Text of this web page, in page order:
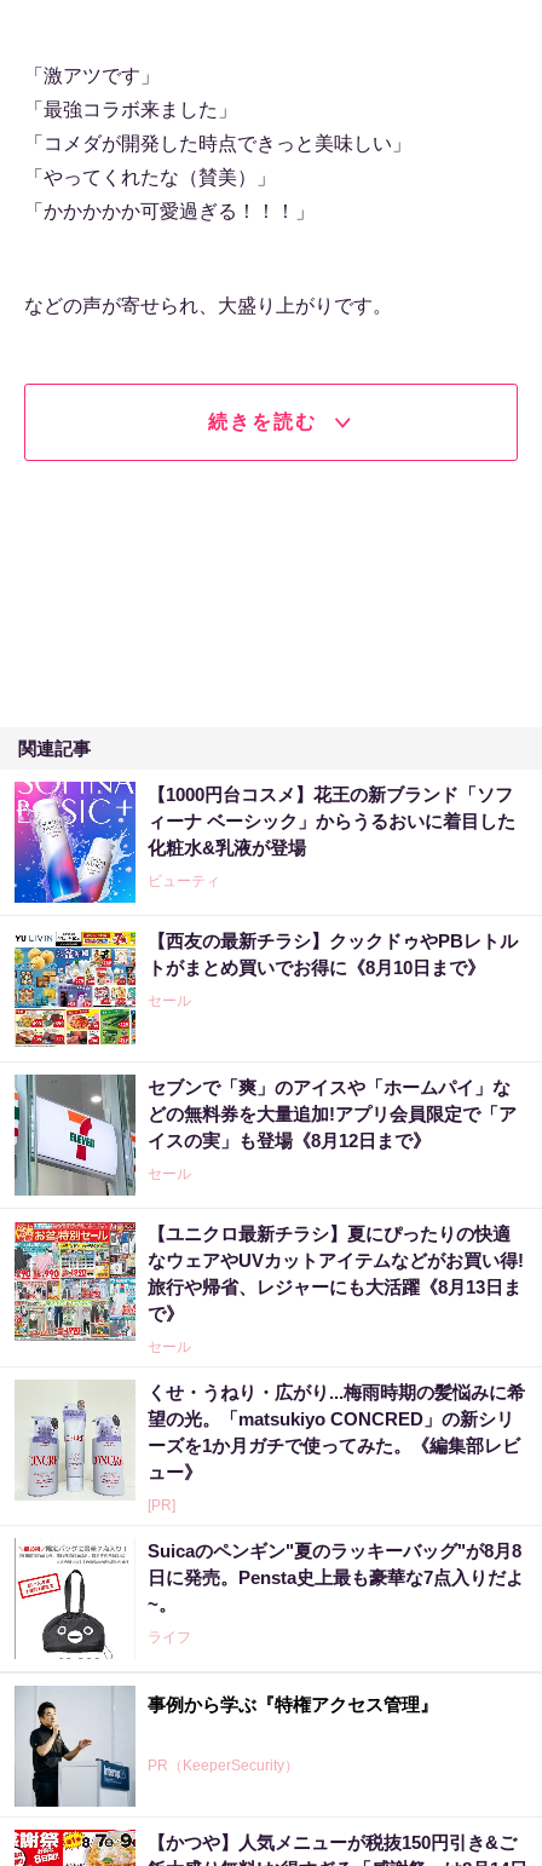
「激アツです」
「最強コラボ来ました」
「コメダが開発した時点できっと美味しい」
「やってくれたな（賛美）」
「かかかかか可愛過ぎる！！！」
などの声が寄せられ、大盛り上がりです。
続きを読む
関連記事
【1000円台コスメ】花王の新ブランド「ソフ
ィーナ ベーシック」からうるおいに着目した
化粧水&乳液が登場
ビューティ
【西友の最新チラシ】クックドゥやPBレトル
トがまとめ買いでお得に《8月10日まで》
セール
セブンで「爽」のアイスや「ホームパイ」な
どの無料券を大量追加!アプリ会員限定で「ア
イスの実」も登場《8月12日まで》
セール
【ユニクロ最新チラシ】夏にぴったりの快適
なウェアやUVカットアイテムなどがお買い得!
旅行や帰省、レジャーにも大活躍《8月13日ま
で》
セール
くせ・うねり・広がり...梅雨時期の髪悩みに希
望の光。「matsukiyo CONCRED」の新シリ
ーズを1か月ガチで使ってみた。《編集部レビ
ュー》
[PR]
Suicaのペンギン"夏のラッキーバッグ"が8月8
日に発売。Pensta史上最も豪華な7点入りだよ
~。
ライフ
事例から学ぶ『特権アクセス管理』
PR（KeeperSecurity）
アマゾン1位の実績！380円で5日間お試し。
【かつや】人気メニューが税抜150円引き&ご